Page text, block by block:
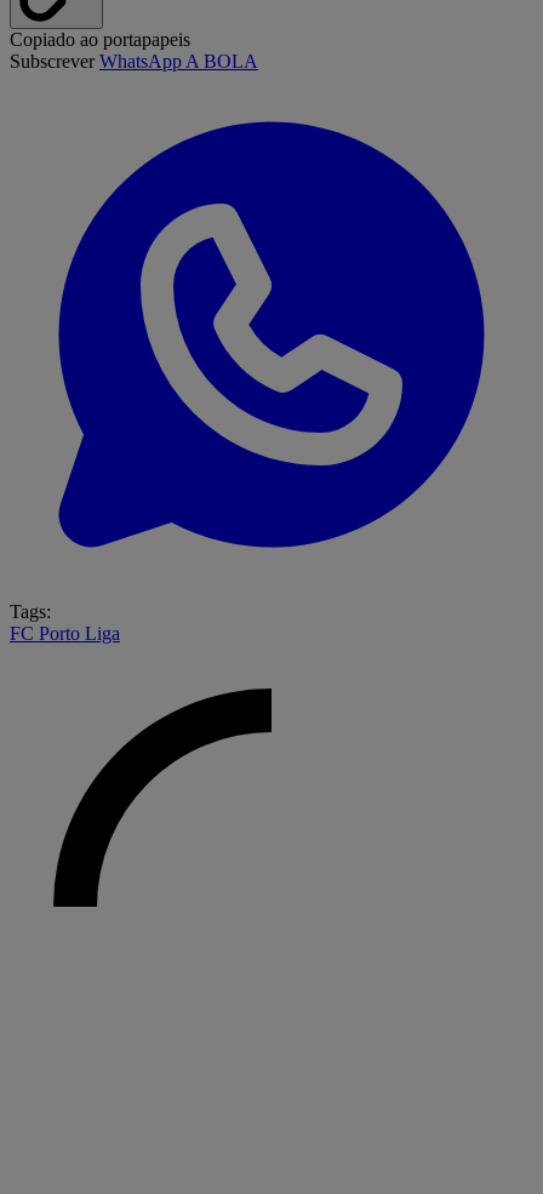
Copiado ao portapapeis
SubscreverWhatsApp A BOLA
Tags:
FC Porto Liga